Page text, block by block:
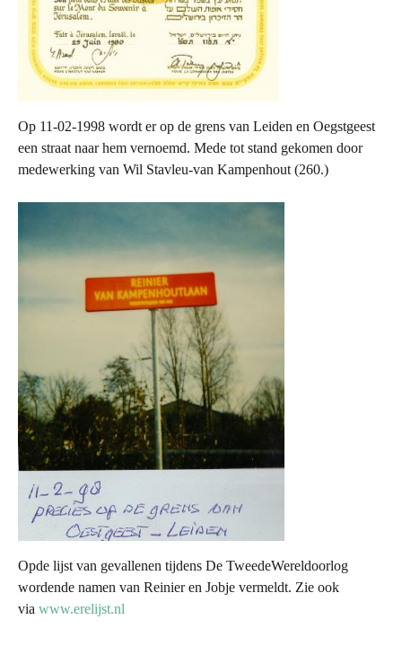
Op 11-02-1998 wordt er op de grens van Leiden en Oegstgeest
een straat naar hem vernoemd. Mede tot stand gekomen door
medewerking van Wil Stavleu-van Kampenhout (260.)
Opde lijst van gevallenen tijdens De TweedeWereldoorlog
wordende namen van Reinier en Jobje vermeldt. Zie ook
via www.erelijst.nl